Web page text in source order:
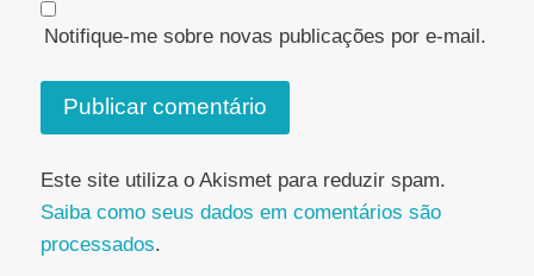
Notifique-me sobre novas publicações por e-mail.
Este site utiliza o Akismet para reduzir spam.
Saiba como seus dados em comentários são
processados.